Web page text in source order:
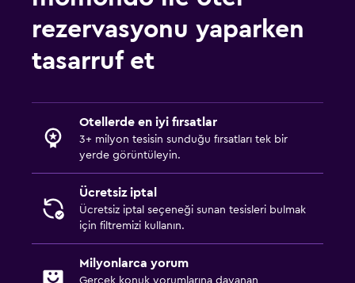
Erişilebilirlik ve uygunluk
Hipoalerjenik yastık
Sigara içilmez
Sadece yetişkinler
Engelli otoparkı
Üst katlara merdivenle erişilebilir
rezervasyonu yaparken
tasarruf et
Otellerde en iyi fırsatlar
3+ milyon tesisin sunduğu fırsatları tek bir
yerde görüntüleyin.
Ücretsiz iptal
Ücretsiz iptal seçeneği sunan tesisleri bulmak
için filtremizi kullanın.
Milyonlarca yorum
Gerçek konuk yorumlarına dayanan